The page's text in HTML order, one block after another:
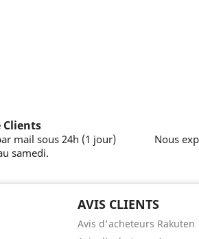
Clients
mail sous 24h (1 jour)
samedi.
Nous
AVIS CLIENTS
Avis d'acheteurs Rakuten